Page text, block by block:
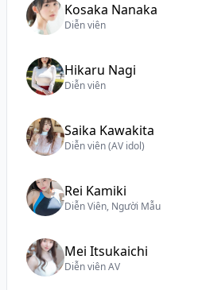
Kosaka Nanaka
Diễn viên
Hikaru Nagi
Diễn viên
Saika Kawakita
Diễn viên (AV idol)
Rei Kamiki
Diễn Viên, Người Mẫu
Mei Itsukaichi
Diễn viên AV